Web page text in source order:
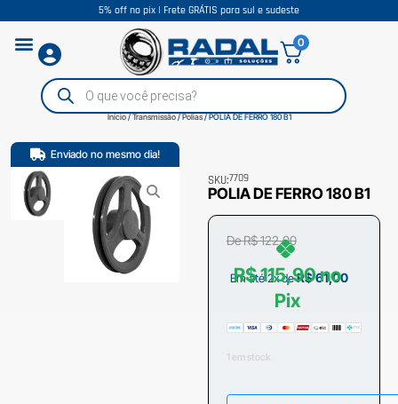
5% off no pix | Frete GRÁTIS para sul e sudeste
0
Início/Transmissão/Polias/ POLIA DE FERRO 180 B1
Enviado no mesmo dia!
SKU:7709
POLIA DE FERRO 180 B1
DeR$122,00
Em até 2x deR$61,00
R$115,90no
Pix
1 em stock